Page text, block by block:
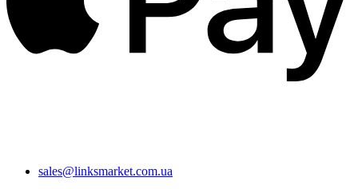
sales@linksmarket.com.ua